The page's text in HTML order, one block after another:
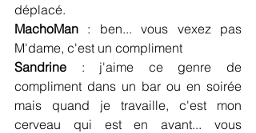
déplacé.
MachoMan : ben... vous vexez pas
M'dame, c'est un compliment
Sandrine : j'aime ce genre de
compliment dans un bar ou en soirée
mais quand je travaille, c'est mon
cerveau qui est en avant... vous